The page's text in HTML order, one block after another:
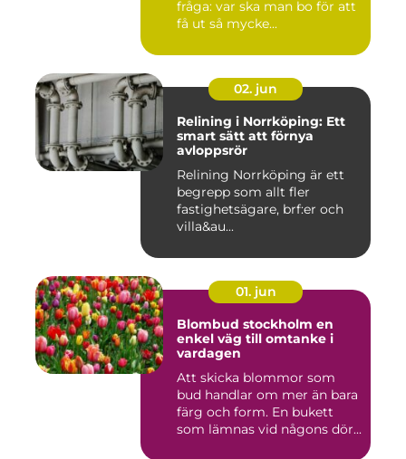
fråga: var ska man bo för att
få ut så mycke...
02. jun
Relining i Norrköping: Ett
smart sätt att förnya
avloppsrör
Relining Norrköping är ett
begrepp som allt fler
fastighetsägare, brf:er och
villa&au...
01. jun
Blombud stockholm en
enkel väg till omtanke i
vardagen
Att skicka blommor som
bud handlar om mer än bara
färg och form. En bukett
som lämnas vid någons dör...